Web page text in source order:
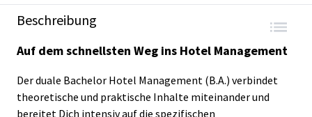
Beschreibung
Auf dem schnellsten Weg ins Hotel Management
Der duale Bachelor Hotel Management (B.A.) verbindet
theoretische und praktische Inhalte miteinander und
bereitet Dich intensiv auf die spezifischen